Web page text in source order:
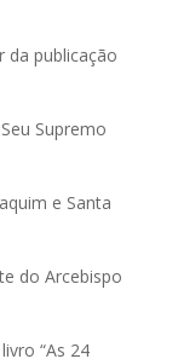
da publicação
Supremo
e Santa
do Arcebispo
“As 24